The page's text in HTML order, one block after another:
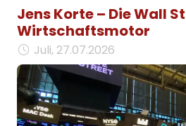
Jens Korte – Die Wall
Wirtschaftsmotor
Juli, 27.07.2026